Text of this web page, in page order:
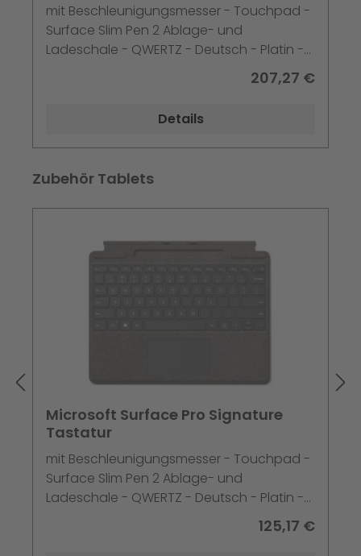
mit Beschleunigungsmesser - Touchpad -
Surface Slim Pen 2 Ablage- und
Ladeschale - QWERTZ - Deutsch - Platin -
mit Slim Pen 2 - für Surface Pro 10 for207,27 €
Details
Produktgalerie überspringen
Zubehör Tablets
Microsoft Surface Pro Signature
Tastatur
mit Beschleunigungsmesser - Touchpad -
Surface Slim Pen 2 Ablage- und
Ladeschale - QWERTZ - Deutsch - Platin -
für Surface Pro 10 - Pro 8 - Pro 9 - Pro X -
125,17 €